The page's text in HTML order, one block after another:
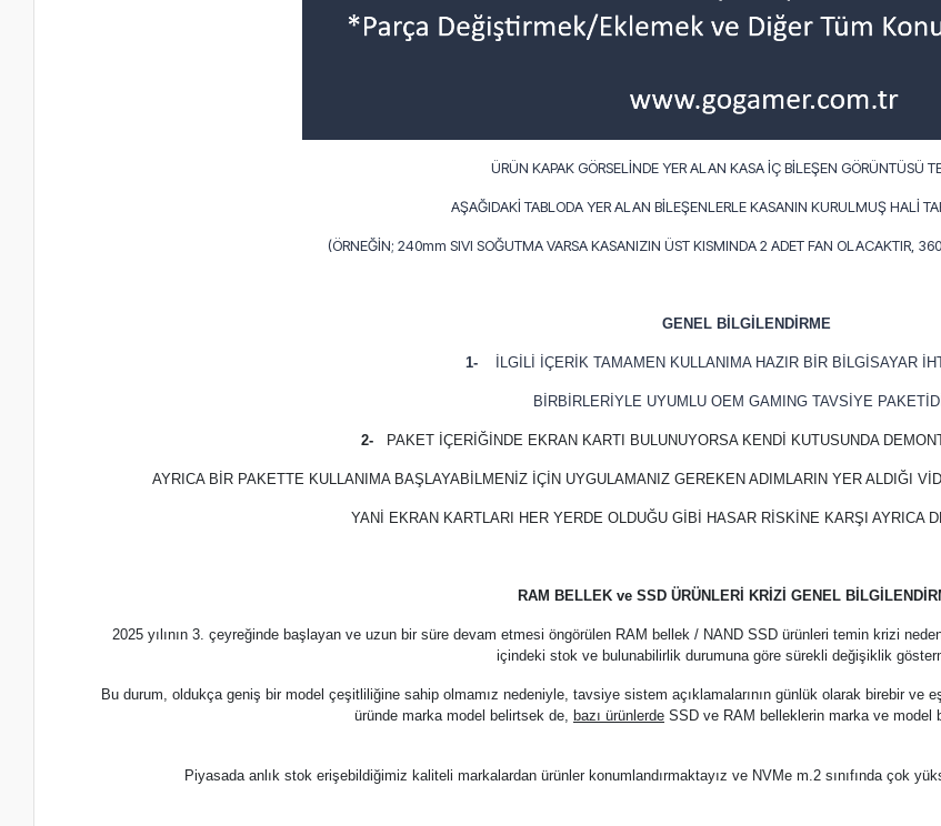
ÜRÜN KAPAK GÖRSELİNDE YER ALAN KASA İÇ BİLEŞEN GÖRÜNTÜSÜ
AŞAĞIDAKİ TABLODA YER ALAN BİLEŞENLERLE KASANIN KURULMUŞ HALİ
(ÖRNEĞİN; 240mm SIVI SOĞUTMA VARSA KASANIZIN ÜST KISMINDA 2 ADET FAN OLACAKTIR,
GENEL BİLGİLENDİRME
1- İLGİLİ İÇERİK TAMAMEN KULLANIMA HAZIR BİR BİLGİSAYAR
BİRBİRLERİYLE UYUMLU OEM GAMING TAVSİYE
2- PAKET İÇERİĞİNDE EKRAN KARTI BULUNUYORSA KENDİ KUTUSUNDA
AYRICA BİR PAKETTE KULLANIMA BAŞLAYABİLMENİZ İÇİN UYGULAMANIZ GEREKEN ADIMLARIN YER ALDIĞI
YANİ EKRAN KARTLARI HER YERDE OLDUĞU GİBİ HASAR RİSKİNE KARŞI AYRICA
RAM BELLEK ve SSD ÜRÜNLERİ KRİZİ GENEL
2025 yılının 3. çeyreğinde başlayan ve uzun bir süre devam etmesi öngörülen RAM bellek / NAND SSD ürünleri temin krizi
içindeki stok ve bulunabilirlik durumuna göre sürekli değişiklik
Bu durum, oldukça geniş bir model çeşitliliğine sahip olmamız nedeniyle, tavsiye sistem açıklamalarının günlük olarak birebir ve
üründe marka model belirtsek de, bazı ürünlerdeSSD ve RAM belleklerin marka ve model
Piyasada anlık stok erişebildiğimiz kaliteli markalardan ürünler konumlandırmaktayız ve NVMe m.2 sınıfında çok